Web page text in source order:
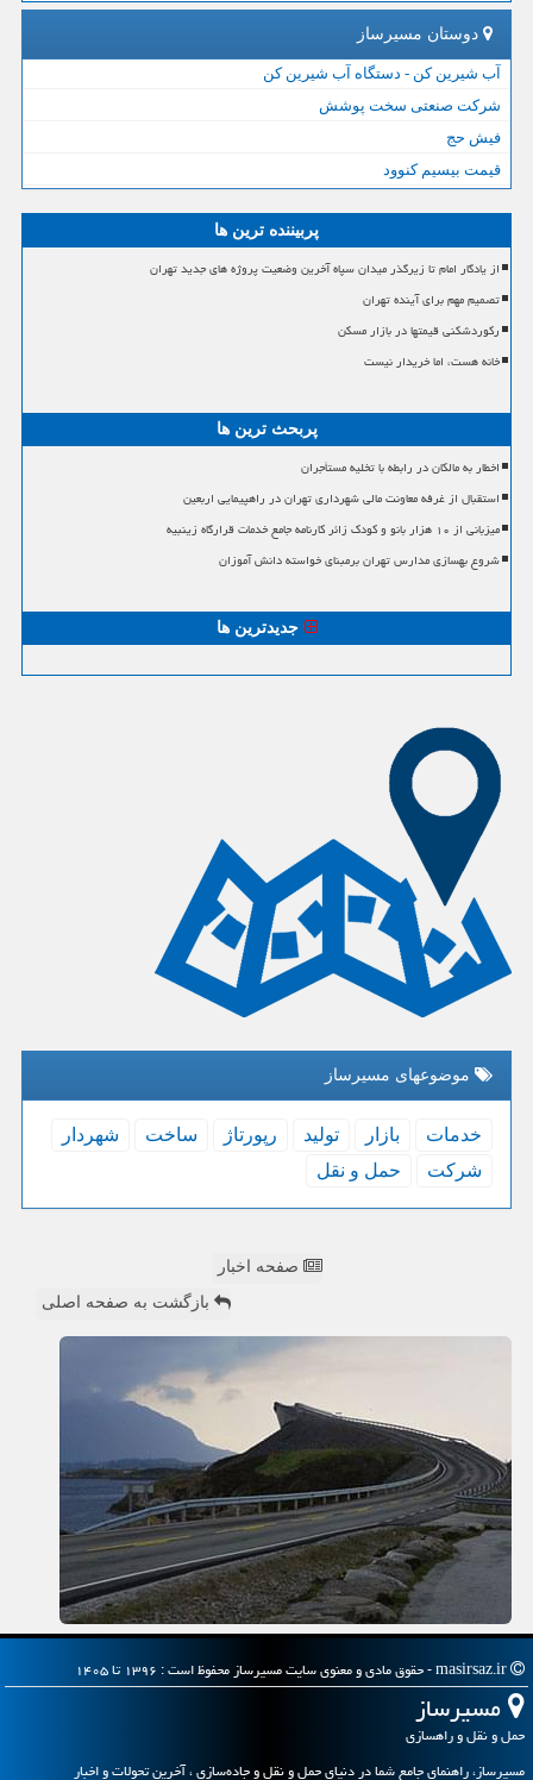
دوستان مسیرساز
آب شیرین کن - دستگاه آب شیرین کن
شرکت صنعتی سخت پوشش
فیش حج
قیمت بیسیم کنوود
پربیننده ترین ها
از یادگار امام تا زیرگذر میدان سپاه آخرین وضعیت پروژه های جدید تهران
تصمیم مهم برای آینده تهران
رکوردشکنی قیمتها در بازار مسکن
خانه هست، اما خریدار نیست
پربحث ترین ها
اخطار به مالکان در رابطه با تخلیه مستأجران
استقبال از غرفه معاونت مالی شهرداری تهران در راهپیمایی اربعین
میزبانی از ۱۰ هزار بانو و کودک زائر کارنامه جامع خدمات قرارگاه زینبیه
شروع بهسازی مدارس تهران برمبنای خواسته دانش آموزان
جدیدترین ها
موضوعهای مسیرساز
خدمات بازار تولید رپورتاژ ساخت
شهردار
شركت
حمل و نقل
صفحه اخبار
بازگشت به صفحه اصلی
مسیرساز
حمل و نقل و راهسازی
مسیرساز، راهنمای جامع شما در دنیای حمل و نقل و جاده‌سازی ، آخرین تحولات و اخبار